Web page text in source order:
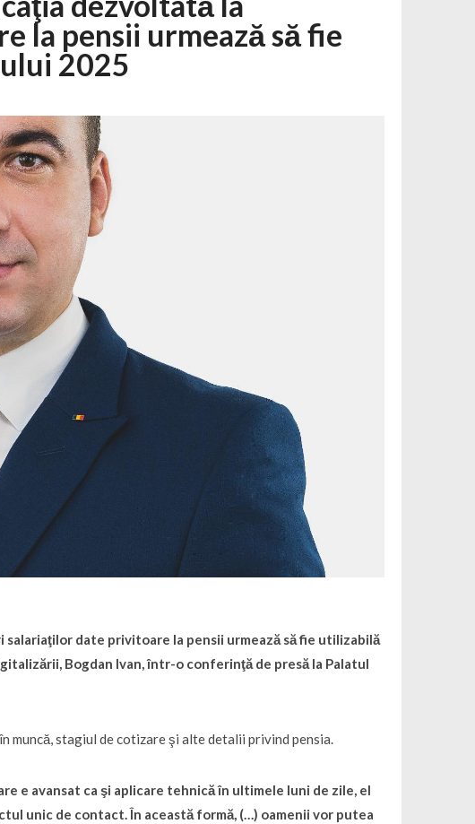
la pensii urmează să fie
2025
date privitoare la pensii urmează să fie utilizabilă
Bogdan Ivan, într-o conferinţă de presă la Palatul
muncă, stagiul de cotizare şi alte detalii privind pensia.
e avansat ca şi aplicare tehnică în ultimele luni de zile, el
unic de contact. În această formă, (…) oamenii vor putea